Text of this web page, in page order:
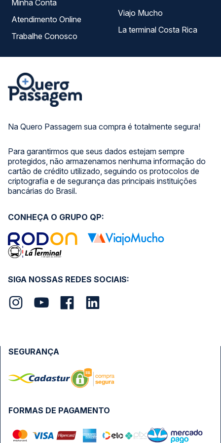
Na Quero Passagem sua compra é totalmente segura!
Para garantirmos que seus dados estejam sempre
protegidos, não armazenamos nenhuma informação do
cartão de crédito utilizado, seguindo os protocolos de
criptografia e de segurança das principais instituições
bancárias do Brasil.
Minha Conta
Atendimento Online
Trabalhe Conosco
Viajo Mucho
La terminal Costa Rica
SIGA NOSSAS REDES SOCIAIS:
CONHEÇA O GRUPO QP:
FORMAS DE PAGAMENTO
SEGURANÇA